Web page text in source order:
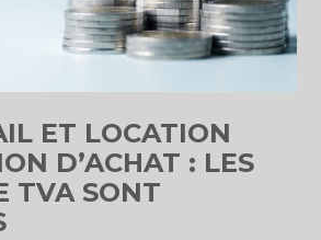
ET LOCATION
D’ACHAT : LES
TVA SONT